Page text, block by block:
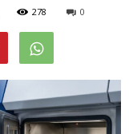
278 0